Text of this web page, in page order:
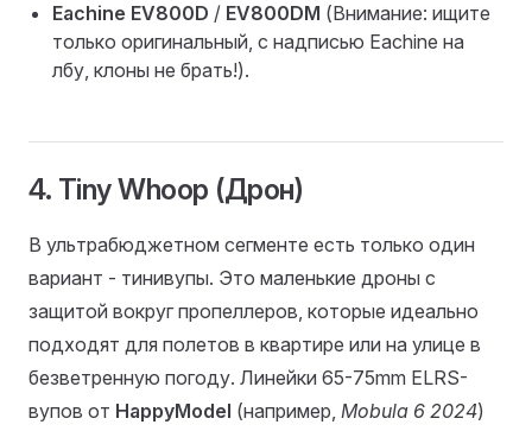
Eachine EV800D / EV800DM (Внимание: ищите
только оригинальный, с надписью Eachine на
лбу, клоны не брать!).
4. Tiny Whoop (Дрон)
В ультрабюджетном сегменте есть только один
вариант - тинивупы. Это маленькие дроны с
защитой вокруг пропеллеров, которые идеально
подходят для полетов в квартире или на улице в
безветренную погоду. Линейки 65-75mm ELRS-
вупов от HappyModel (например, Mobula 6 2024)